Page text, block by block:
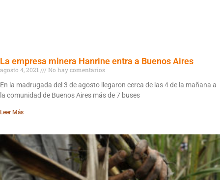
La empresa minera Hanrine entra a Buenos Aires
agosto 4, 2021
No hay comentarios
En la madrugada del 3 de agosto llegaron cerca de las 4 de la mañana a
la comunidad de Buenos Aires más de 7 buses
Leer Más